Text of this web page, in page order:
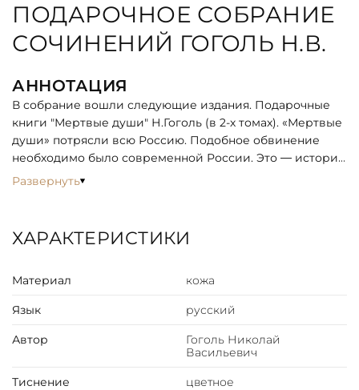
ПОДАРОЧНОЕ СОБРАНИЕ
СОЧИНЕНИЙ ГОГОЛЬ Н.В.
АННОТАЦИЯ
В собрание вошли следующие издания. Подарочные
книги "Мертвые души" Н.Гоголь (в 2-х томах). «Мертвые
души» потрясли всю Россию. Подобное обвинение
необходимо было современной России. Это — история
болезни, написанная мастерской рукой», писал в своих
разные характеры и личности. Города и веси
проносятся перед взором героя своего времени —
тройка... Живое слово, тонкий юмор, внимание к
вдохновенные описания красот русской природы —
все это доставит величайшее наслаждение читателю
— ценителю русской классической литературы.
«В «Ревизоре» я решился собрать в одну кучу все
Развернуть
ХАРАКТЕРИСТИКИ
Материал кожа
Язык русский
Автор
Гоголь Николай
Васильевич
Тиснение цветное